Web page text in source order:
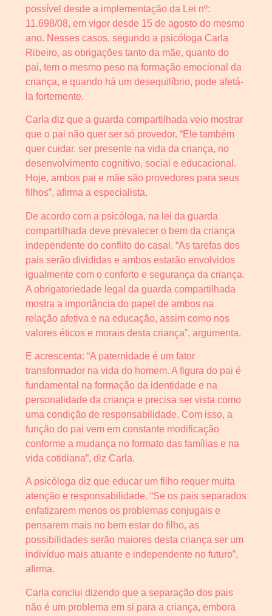
possível desde a implementação da Lei nº:
11.698/08, em vigor desde 15 de agosto do mesmo
ano. Nesses casos, segundo a psicóloga Carla
Ribeiro, as obrigações tanto da mãe, quanto do
pai, tem o mesmo peso na formação emocional da
criança, e quando há um desequilíbrio, pode afetá-
la fortemente.
Carla diz que a guarda compartilhada veio mostrar
que o pai não quer ser só provedor. “Ele também
quer cuidar, ser presente na vida da criança, no
desenvolvimento cognitivo, social e educacional.
Hoje, ambos pai e mãe são provedores para seus
filhos”, afirma a especialista.
De acordo com a psicóloga, na lei da guarda
compartilhada deve prevalecer o bem da criança
independente do conflito do casal. “As tarefas dos
pais serão divididas e ambos estarão envolvidos
igualmente com o conforto e segurança da criança.
A obrigatoriedade legal da guarda compartilhada
mostra a importância do papel de ambos na
relação afetiva e na educação, assim como nos
valores éticos e morais desta criança”, argumenta.
E acrescenta: “A paternidade é um fator
transformador na vida do homem. A figura do pai é
fundamental na formação da identidade e na
personalidade da criança e precisa ser vista como
uma condição de responsabilidade. Com isso, a
função do pai vem em constante modificação
conforme a mudança no formato das famílias e na
vida cotidiana”, diz Carla.
A psicóloga diz que educar um filho requer muita
atenção e responsabilidade. “Se os pais separados
enfatizarem menos os problemas conjugais e
pensarem mais no bem estar do filho, as
possibilidades serão maiores desta criança ser um
indivíduo mais atuante e independente no futuro”,
afirma.
Carla conclui dizendo que a separação dos pais
não é um problema em si para a criança, embora